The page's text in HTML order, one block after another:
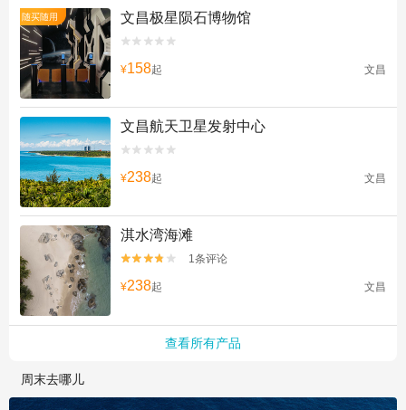
随买随用 文昌极星陨石博物馆


¥158起 文昌
文昌航天卫星发射中心


¥238起 文昌
淇水湾海滩

 1条评论
¥238起 文昌
查看所有产品
周末去哪儿